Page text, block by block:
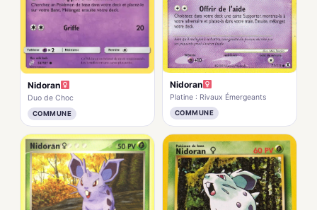
Nidoran
Duo de Choc
COMMUNE
Nidoran
Platine : Rivaux Émergeants
COMMUNE